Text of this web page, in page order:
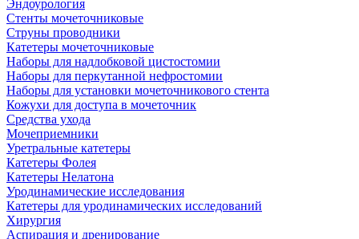
Эндоурология
Стенты мочеточниковые
Струны проводники
Катетеры мочеточниковые
Наборы для надлобковой цистостомии
Наборы для перкутанной нефростомии
Наборы для установки мочеточникового стента
Кожухи для доступа в мочеточник
Средства ухода
Мочеприемники
Уретральные катетеры
Катетеры Фолея
Катетеры Нелатона
Уродинамические исследования
Катетеры для уродинамических исследований
Хирургия
Аспирация и дренирование